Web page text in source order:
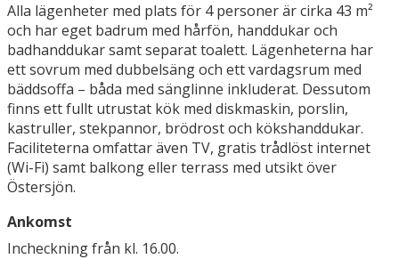
Alla lägenheter med plats för 4 personer är cirka 43 m²
och har eget badrum med hårfön, handdukar och
badhanddukar samt separat toalett. Lägenheterna har
ett sovrum med dubbelsäng och ett vardagsrum med
bäddsoffa – båda med sänglinne inkluderat. Dessutom
finns ett fullt utrustat kök med diskmaskin, porslin,
kastruller, stekpannor, brödrost och kökshanddukar.
Faciliteterna omfattar även TV, gratis trådlöst internet
(Wi-Fi) samt balkong eller terrass med utsikt över
Östersjön.
Ankomst
Incheckning från kl. 16.00.